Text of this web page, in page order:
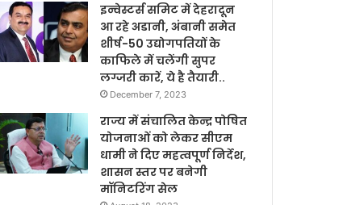
इन्वेस्टर्स समिट में देहरादून
आ रहे अडानी, अंबानी समेत
शीर्ष-50 उद्योगपतियों के
काफिले में चलेंगी सुपर
लग्जरी कारें, ये है तैयारी..
December 7, 2023
राज्य में संचालित केन्द्र पोषित
योजनाओं को लेकर सीएम
धामी ने दिए महत्वपूर्ण निर्देश,
शासन स्तर पर बनेगी
मॉनिटरिंग सेल